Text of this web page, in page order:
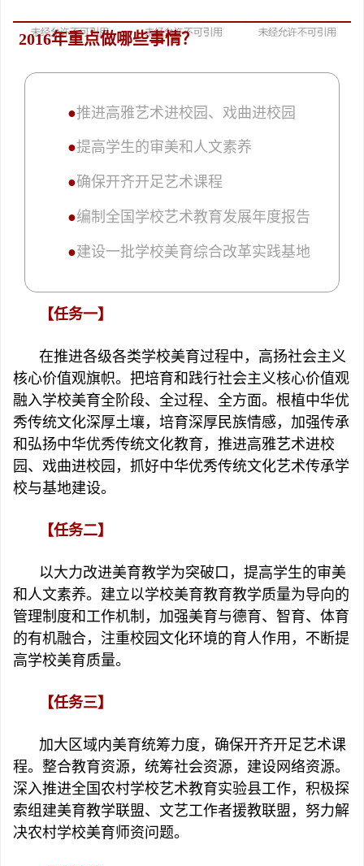
2016年重点做哪些事情？
●推进高雅艺术进校园、戏曲进校园
●提高学生的审美和人文素养
●确保开齐开足艺术课程
●编制全国学校艺术教育发展年度报告
●建设一批学校美育综合改革实践基地
【任务一】
在推进各级各类学校美育过程中，高扬社会主义
核心价值观旗帜。把培育和践行社会主义核心价值观
融入学校美育全阶段、全过程、全方面。根植中华优
秀传统文化深厚土壤，培育深厚民族情感，加强传承
和弘扬中华优秀传统文化教育，推进高雅艺术进校
园、戏曲进校园，抓好中华优秀传统文化艺术传承学
校与基地建设。
【任务二】
以大力改进美育教学为突破口，提高学生的审美
和人文素养。建立以学校美育教育教学质量为导向的
管理制度和工作机制，加强美育与德育、智育、体育
的有机融合，注重校园文化环境的育人作用，不断提
高学校美育质量。
【任务三】
加大区域内美育统筹力度，确保开齐开足艺术课
程。整合教育资源，统筹社会资源，建设网络资源。
深入推进全国农村学校艺术教育实验县工作，积极探
索组建美育教学联盟、文艺工作者援教联盟，努力解
决农村学校美育师资问题。